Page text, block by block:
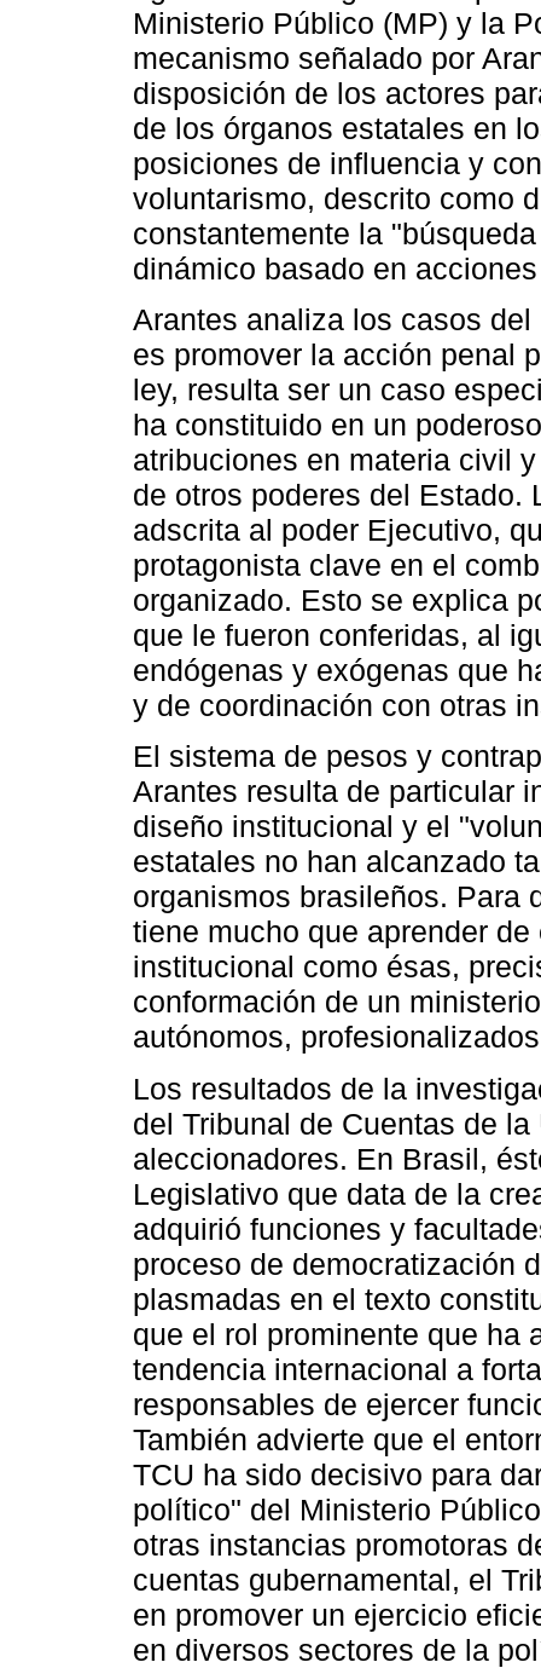
Ministerio Público (MP) y la
mecanismo señalado por
disposición de los actores
de los órganos estatales en
posiciones de influencia y
voluntarismo, descrito como
constantemente la
dinámico basado en
Arantes analiza los casos
es promover la acción penal
ley, resulta ser un caso
ha constituido en un
atribuciones en materia civil
de otros poderes del Estado.
adscrita al poder Ejecutivo,
protagonista clave en el
organizado. Esto se explica
que le fueron conferidas, al
endógenas y exógenas que
y de coordinación con otras
El sistema de pesos y
Arantes resulta de particular
diseño institucional y el
estatales no han alcanzado
organismos brasileños. Para
tiene mucho que aprender
institucional como ésas,
conformación de un
autónomos,
Los resultados de la
del Tribunal de Cuentas de
aleccionadores. En Brasil,
Legislativo que data de la
adquirió funciones y
proceso de democratización
plasmadas en el texto
que el rol prominente que ha
tendencia internacional a
responsables de ejercer
También advierte que el
TCU ha sido decisivo para
político" del Ministerio
otras instancias promotoras
cuentas gubernamental, el
en promover un ejercicio
en diversos sectores de la